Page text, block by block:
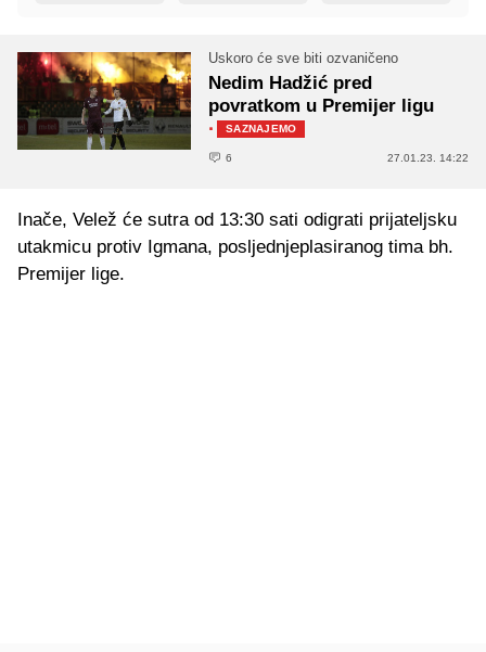
Uskoro će sve biti ozvaničeno
Nedim Hadžić pred
povratkom u Premijer ligu
· SAZNAJEMO
6 27.01.23. 14:22
Inače, Velež će sutra od 13:30 sati odigrati prijateljsku
utakmicu protiv Igmana, posljednjeplasiranog tima bh.
Premijer lige.